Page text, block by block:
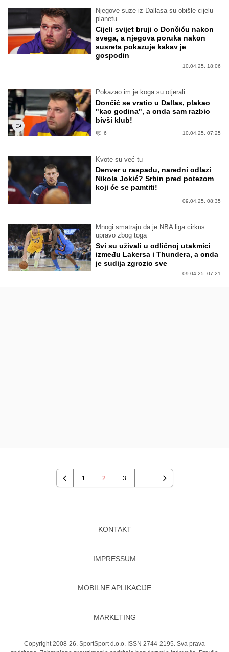
Njegove suze iz Dallasa su obišle cijelu
planetu
Cijeli svijet bruji o Dončiću nakon
svega, a njegova poruka nakon
susreta pokazuje kakav je
gospodin
10.04.25. 18:06
Pokazao im je koga su otjerali
Dončić se vratio u Dallas, plakao
"kao godina", a onda sam razbio
bivši klub!
6 10.04.25. 07:25
Kvote su već tu
Denver u raspadu, naredni odlazi
Nikola Jokić? Srbin pred potezom
koji će se pamtiti!
09.04.25. 08:35
Mnogi smatraju da je NBA liga cirkus
upravo zbog toga
Svi su uživali u odličnoj utakmici
između Lakersa i Thundera, a onda
je sudija zgrozio sve
09.04.25. 07:21
Previous
1 2 3 ...
Next
KONTAKT
IMPRESSUM
MOBILNE APLIKACIJE
MARKETING
Copyright 2008-26. SportSport d.o.o. ISSN 2744-2195. Sva prava